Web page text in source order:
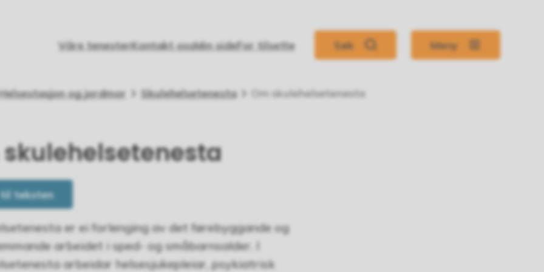
Våre tenesterKontakt ossMin sideFor tilsette Søk Meny
og jordmor Skulehelsetenesta Om skulehelsetenesta
skulehelsetenesta
teksten
er ei forlenging av det førebyggande og
arbeidet i sped- og småbarnsalder. I
arbeidar helsesjukepleiar, psykiatrisk